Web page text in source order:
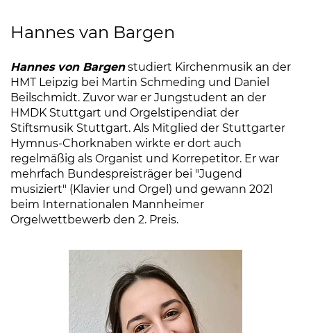
Hannes van Bargen
Hannes von Bargenstudiert Kirchenmusik an der
HMT Leipzig bei Martin Schmeding und Daniel
Beilschmidt. Zuvor war er Jungstudent an der
HMDK Stuttgart und Orgelstipendiat der
Stiftsmusik Stuttgart. Als Mitglied der Stuttgarter
Hymnus-Chorknaben wirkte er dort auch
regelmäßig als Organist und Korrepetitor. Er war
mehrfach Bundespreisträger bei "Jugend
musiziert" (Klavier und Orgel) und gewann 2021
beim Internationalen Mannheimer
Orgelwettbewerb den 2. Preis.